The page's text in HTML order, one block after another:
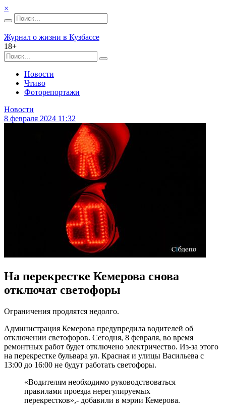
×
Журнал о жизни в Кузбассе
18+
Новости
Чтиво
Фоторепортажи
Новости
8 февраля 2024 11:32
На перекрестке Кемерова снова
отключат светофоры
Ограничения продлятся недолго.
Администрация Кемерова предупредила водителей об
отключении светофоров. Сегодня, 8 февраля, во время
ремонтных работ будет отключено электричество. Из-за этого
на перекрестке бульвара ул. Красная и улицы Васильева с
13:00 до 16:00 не будут работать светофоры.
«Водителям необходимо руководствоваться
правилами проезда нерегулируемых
перекрестков»,- добавили в мэрии Кемерова.